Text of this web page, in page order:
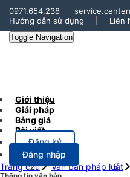
0971.654.238
Hướng dẫn sử dụng
Liên
Toggle Navigation
Giới thiệu
Giải pháp
Bảng giá
Bài viết
Đăng ký
Đăng nhập
Trang chủ
Văn bản pháp luật